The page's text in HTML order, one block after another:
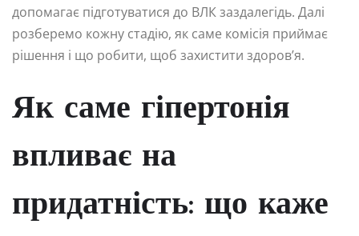
допомагає підготуватися до ВЛК заздалегідь. Далі
розберемо кожну стадію, як саме комісія приймає
рішення і що робити, щоб захистити здоров’я.
Як саме гіпертонія
впливає на
придатність: що каже